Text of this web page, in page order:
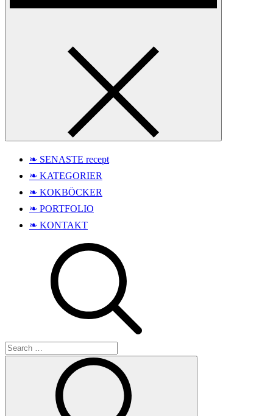
❧ SENASTE recept
❧ KATEGORIER
❧ KOKBÖCKER
❧ PORTFOLIO
❧ KONTAKT
Search